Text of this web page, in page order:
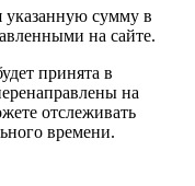
указанную сумму в
на сайте.
принята в
на
отслеживать
времени.